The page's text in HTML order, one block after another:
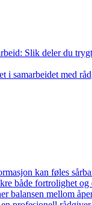
Slik deler du
i samarbeidet med
kan føles
både fortrolighet
balansen mellom